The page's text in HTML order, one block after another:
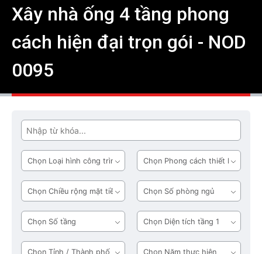
Xây nhà ống 4 tầng phong
cách hiện đại trọn gói - NOD
0095
Tìm
Loại
hình
công
trình
Phong
cách
thiết
kế
Chiều
rộng
mặt
tiền
Số
phòng
ngủ
Số
tầng
Diện
tích
tầng
Tỉnh
Năm